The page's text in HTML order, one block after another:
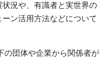
況や、有識者と実世界の
ン活用方法などについて
の団体や企業から関係者が